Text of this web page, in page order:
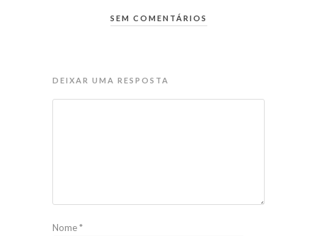
SEM COMENTÁRIOS
DEIXAR UMA RESPOSTA
Nome*